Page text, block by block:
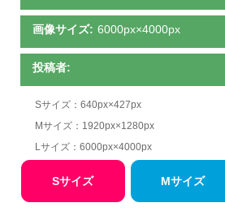
画像サイズ: 6000px×4000px
投稿者:
Sサイズ：640px×427px
Mサイズ：1920px×1280px
Lサイズ：6000px×4000px
Sサイズ Mサイズ